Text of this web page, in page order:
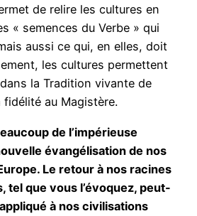
de relire les cultures en
« semences du Verbe » qui
aussi ce qui, en elles, doit
les cultures permettent
la Tradition vivante de
fidélité au Magistère.
de l’impérieuse
évangélisation de nos
Le retour à nos racines
tel que vous l’évoquez, peut-
à nos civilisations